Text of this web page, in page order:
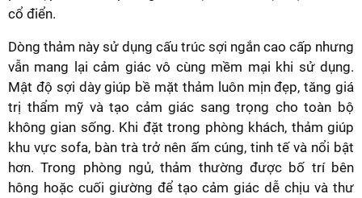
cổ điển.
Dòng thảm này sử dụng cấu trúc sợi ngắn cao cấp nhưng
vẫn mang lại cảm giác vô cùng mềm mại khi sử dụng.
Mật độ sợi dày giúp bề mặt thảm luôn mịn đẹp, tăng giá
trị thẩm mỹ và tạo cảm giác sang trọng cho toàn bộ
không gian sống. Khi đặt trong phòng khách, thảm giúp
khu vực sofa, bàn trà trở nên ấm cúng, tinh tế và nổi bật
hơn. Trong phòng ngủ, thảm thường được bố trí bên
hông hoặc cuối giường để tạo cảm giác dễ chịu và thư